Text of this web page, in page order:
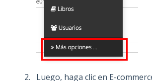
Luego, haga clic en E-